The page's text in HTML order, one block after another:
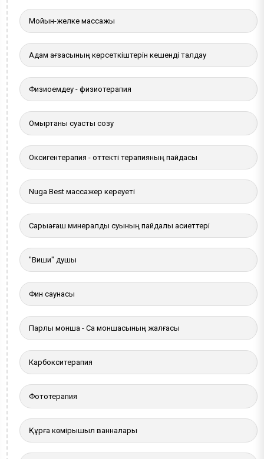
Мойын-желке массажы
Адам ағзасының көрсеткіштерін кешенді талдау
Физиоемдеу - физиотерапия
Омыртқаны суасты созу
Оксигентерапия - оттекті терапияның пайдасы
Nuga Best массажер кереуеті
Сарыағаш минералды суының пайдалы қасиеттері
"Виши" душы
Фин саунасы
Парлы монша - Сақ моншасының жалғасы
Карбокситерапия
Фототерапия
Құрғақ көмірқышқыл ванналары